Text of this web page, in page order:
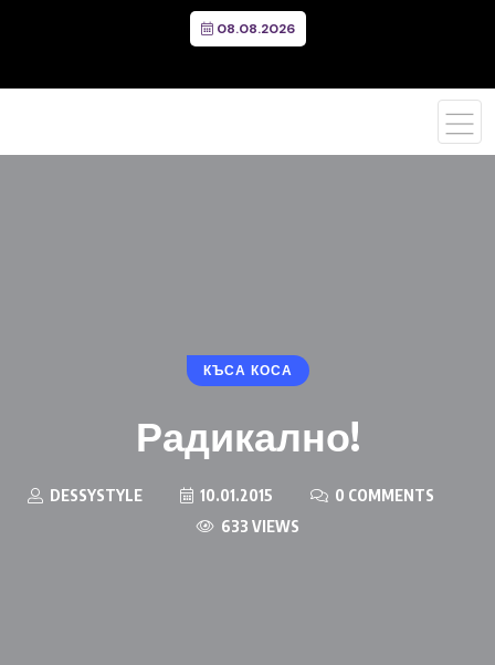
08.08.2026
КЪСА КОСА
Радикално!
DESSYSTYLE 10.01.2015
0 COMMENTS
633 VIEWS